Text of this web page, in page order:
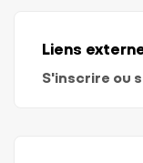
Liens
S'inscrire ou